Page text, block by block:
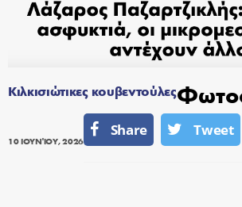
Κιλκισιώτικες κουβεντούλες
10 ΙΟΥΝΊΟΥ, 2026
Share Tweet